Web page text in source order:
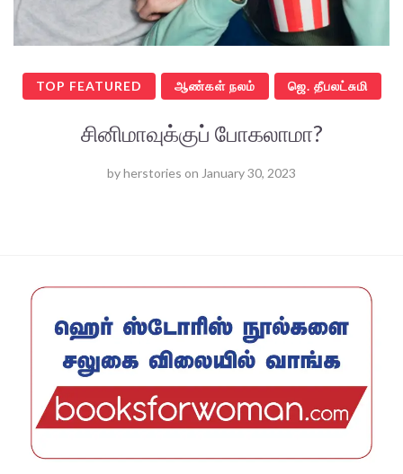
TOP FEATURED ஆண்கள் நலம் ஜெ. தீபலட்சுமி
சினிமாவுக்குப் போகலாமா?
byherstories on January 30, 2023